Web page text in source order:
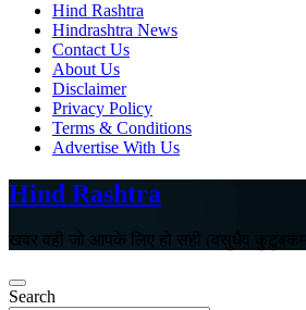
Hind Rashtra
Hindrashtra News
Contact Us
About Us
Disclaimer
Privacy Policy
Terms & Conditions
Advertise With Us
Hind Rashtra
खबर वही जो आपके लिए हो सही (वसुधैव कुटुंबकम)
Search